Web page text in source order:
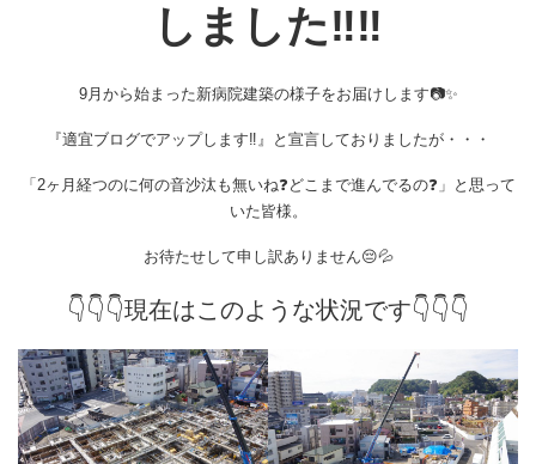
しました‼️‼️
9月から始まった新病院建築の様子をお届けします📷✨
『適宜ブログでアップします‼️』と宣言しておりましたが・・・
「2ヶ月経つのに何の音沙汰も無いね❓どこまで進んでるの❓」と思って
いた皆様。
お待たせして申し訳ありません😔💦
👇👇👇現在はこのような状況です👇👇👇